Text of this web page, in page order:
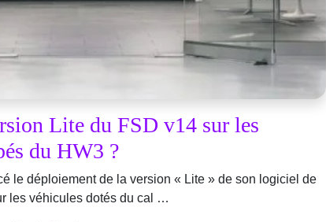
Lite du FSD v14 sur les
du HW3 ?
le déploiement de la version « Lite » de son logiciel de
les véhicules dotés du cal …